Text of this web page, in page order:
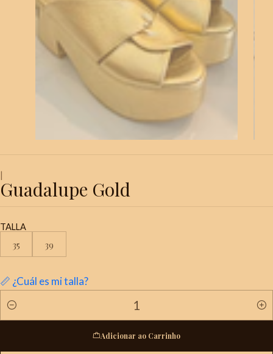
|
Guadalupe Gold
TALLA
35 39
📏 ¿Cuál es mi talla?
Quantidade
Adicionar ao Carrinho